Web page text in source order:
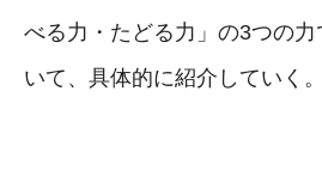
べる力・たどる力」の3つの
いて、具体的に紹介していく。